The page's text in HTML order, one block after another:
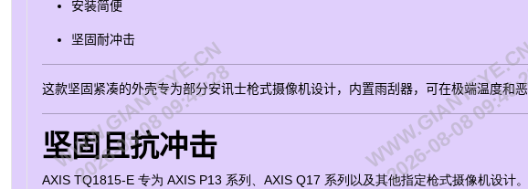
安装简便
坚固耐冲击
这款坚固紧凑的外壳专为部分安讯士枪式摄像机设计，内置雨刮器，可在极端温度和
坚固且抗冲击
AXIS TQ1815-E 专为 AXIS P13 系列、AXIS Q17 系列以及其他指定枪式摄像机设
WWW.GIANTEYE.CN
2026-08-08 09:45:28 2026-08-08